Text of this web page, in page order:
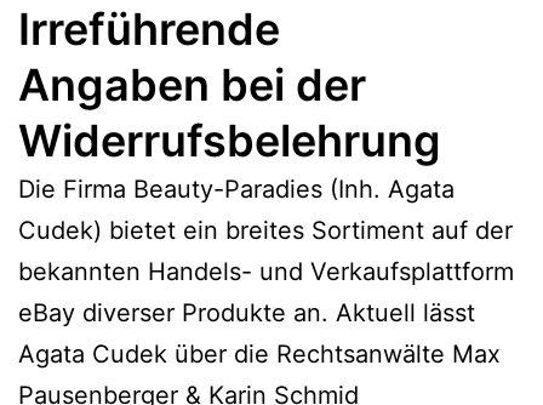
Irreführende
Angaben bei der
Widerrufsbelehrung
Die Firma Beauty-Paradies (Inh. Agata
Cudek) bietet ein breites Sortiment auf der
bekannten Handels- und Verkaufsplattform
eBay diverser Produkte an. Aktuell lässt
Agata Cudek über die Rechtsanwälte Max
Pausenberger & Karin Schmid